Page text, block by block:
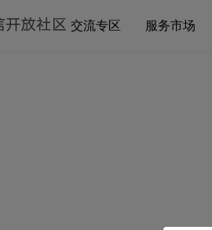
交流专区 服务市场